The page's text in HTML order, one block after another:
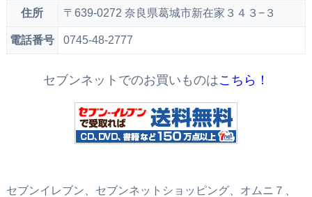
住所 〒639-0272 奈良県葛城市新在家３４３−３
電話番号 0745-48-2777
セブンネットでのお買いものはこちら！
セブンイレブン、セブンネットショッピング、オムニ７、